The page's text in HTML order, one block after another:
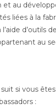
et au
liées à la
d’outils
au
si vous
: